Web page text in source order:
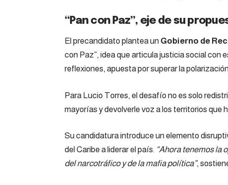
“Pan con Paz”, eje de su
El precandidato plantea un Gobierno de
con Paz”, idea que articula justicia social con
reflexiones, apuesta por superar la
Para Lucio Torres, el desafío no es solo
mayorías y devolverle voz a los territorios que
Su candidatura introduce un elemento
del Caribe a liderar el país. “Ahora tenemos la
del narcotráfico y de la mafia política”,